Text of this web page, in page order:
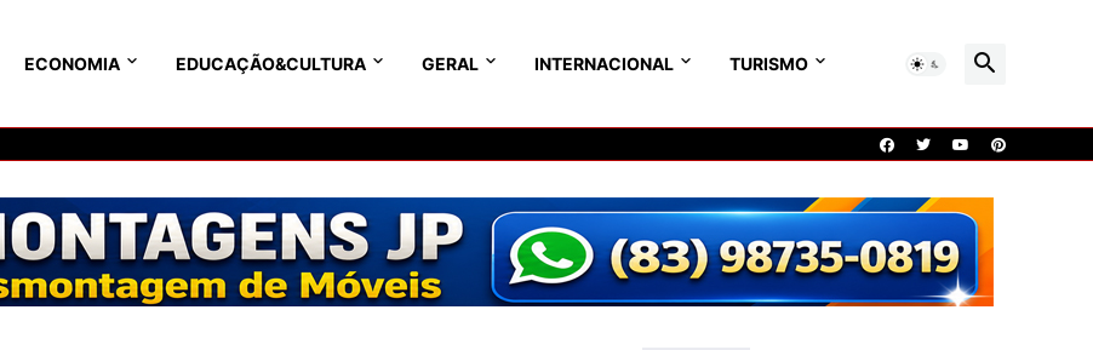
ECONOMIA EDUCAÇÃO&CULTURA GERAL INTERNACIONAL TURISMO